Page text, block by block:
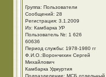
Группа: Пользователи
Сообщений: 28
Регистрация: 3.1.2009
Из: Камбарка УР
Пользователь №: 1 626
60636
Период службы: 1978-1980 гг
Ф.И.О.:Ворончихин Сергей
Михайлович
Камбарка Удмуртия
Подразделение: МСБ отдельный